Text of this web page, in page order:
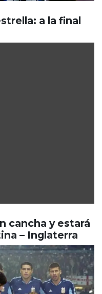
a la final
cancha y estará
– Inglaterra